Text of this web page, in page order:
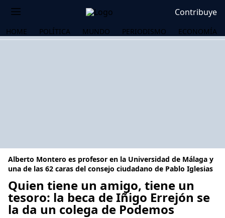
Contribuye
HOME POLÍTICA MUNDO PERIODISMO ECONOMÍA
Alberto Montero es profesor en la Universidad de Málaga y
una de las 62 caras del consejo ciudadano de Pablo Iglesias
Quien tiene un amigo, tiene un
tesoro: la beca de Iñigo Errejón se
la da un colega de Podemos